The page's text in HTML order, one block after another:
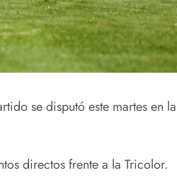
se disputó este martes en
directos frente a la Tricolor.